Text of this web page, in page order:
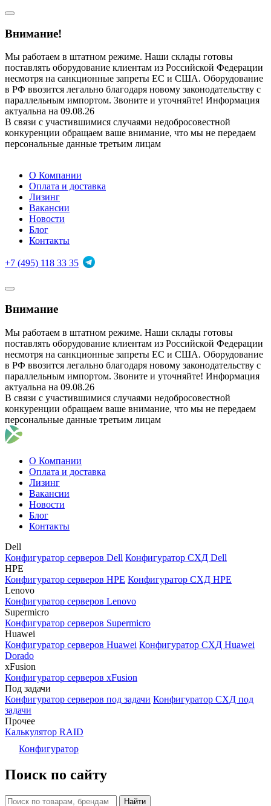
Внимание!
Мы работаем в штатном режиме. Наши склады готовы
поставлять оборудование клиентам из Российской Федерации
несмотря на санкционные запреты ЕС и США. Оборудование
в РФ ввозится легально благодаря новому законодательству с
параллельным импортом. Звоните и уточняйте! Информация
актуальна на 09.08.26
В связи с участившимися случаями недобросовестной
конкуренции обращаем ваше внимание, что мы не передаем
персональные данные третьим лицам
О Компании
Оплата и доставка
Лизинг
Вакансии
Новости
Блог
Контакты
+7 (495) 118 33 35
Внимание
Мы работаем в штатном режиме. Наши склады готовы
поставлять оборудование клиентам из Российской Федерации
несмотря на санкционные запреты ЕС и США. Оборудование
в РФ ввозится легально благодаря новому законодательству с
параллельным импортом. Звоните и уточняйте! Информация
актуальна на 09.08.26
В связи с участившимися случаями недобросовестной
конкуренции обращаем ваше внимание, что мы не передаем
персональные данные третьим лицам
О Компании
Оплата и доставка
Лизинг
Вакансии
Новости
Блог
Контакты
Dell
Конфигуратор серверов Dell Конфигуратор СХД Dell
HPE
Конфигуратор серверов HPE Конфигуратор СХД HPE
Lenovo
Конфигуратор серверов Lenovo
Supermicro
Конфигуратор серверов Supermicro
Huawei
Конфигуратор серверов Huawei Конфигуратор СХД Huawei
Dorado
xFusion
Конфигуратор серверов xFusion
Под задачи
Конфигуратор серверов под задачи Конфигуратор СХД под
задачи
Прочее
Калькулятор RAID
Конфигуратор
Поиск по сайту